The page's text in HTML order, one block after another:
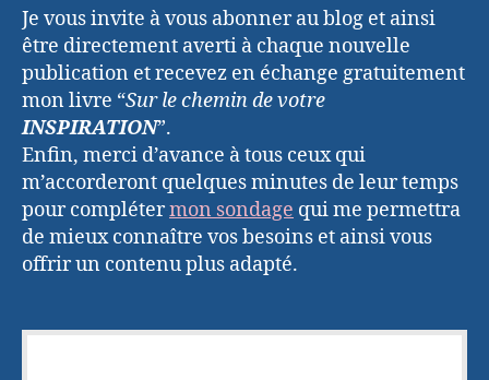
Je vous invite à vous abonner au blog et ainsi
être directement averti à chaque nouvelle
publication et recevez en échange gratuitement
mon livre “Sur le chemin de votre
INSPIRATION”.
Enfin, merci d’avance à tous ceux qui
m’accorderont quelques minutes de leur temps
pour complétermon sondage qui me permettra
de mieux connaître vos besoins et ainsi vous
offrir un contenu plus adapté.